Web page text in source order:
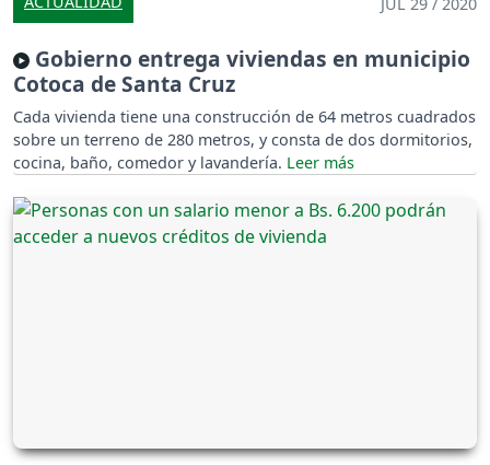
Gobierno entrega viviendas en municipio
Cotoca de Santa Cruz
Cada vivienda tiene una construcción de 64 metros cuadrados
sobre un terreno de 280 metros, y consta de dos dormitorios,
cocina, baño, comedor y lavandería.